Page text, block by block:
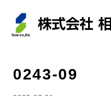
0243-09